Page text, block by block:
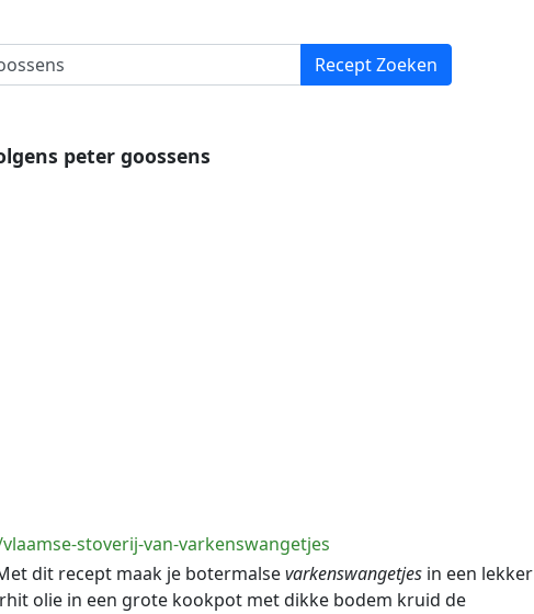
peter goossens
stoverij-van-varkenswangetjes
dit recept maak je botermalsevarkenswangetjesin een lekker
olie in een grote kookpot met dikke bodem kruid de